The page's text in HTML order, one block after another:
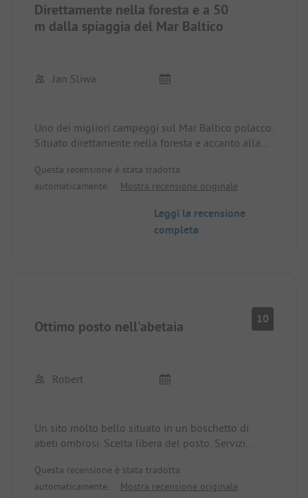
Direttamente nella foresta e a 50
m dalla spiaggia del Mar Baltico
Jan Sliwa
Uno dei migliori campeggi sul Mar Baltico polacco.
Situato direttamente nella foresta e accanto alla
chilometro. Quasi disabitato al di fuori della
stagione delle vacanze in Polonia. Nel villaggio, a
di approvvigionamento. Ci piace venirci ancora e
Questa recensione è stata tradotta
automaticamente.
Mostra recensione originale
Leggi la recensione
completa
Ottimo posto nell'abetaia 10
Robert
Un sito molto bello situato in un boschetto di
abeti ombrosi. Scelta libera del posto. Servizi
ristorante con pasti buoni e a prezzi ragionevoli.
Piccolo negozio per le necessità quotidiane in
Questa recensione è stata tradotta
automaticamente.
Mostra recensione originale